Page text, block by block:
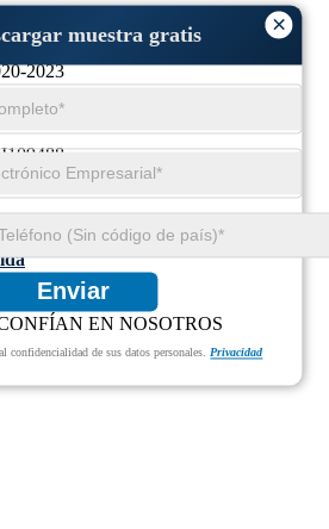
29-May-2026
2023
gratis
EN NOSOTROS
×
muestra gratis
Enviar
confidencialidad de sus datos personales. Privacidad